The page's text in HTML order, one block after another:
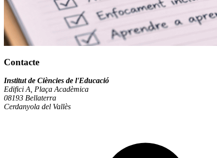
Contacte
Institut de Ciències de l'Educació
Edifici A, Plaça Acadèmica
08193 Bellaterra
Cerdanyola del Vallès